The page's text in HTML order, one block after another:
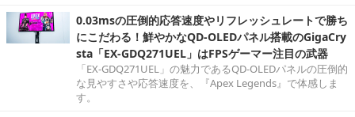
0.03msの圧倒的応答速度やリフレッシュレートで勝ち
にこだわる！鮮やかなQD-OLEDパネル搭載のGigaCry
sta「EX-GDQ271UEL」はFPSゲーマー注目の武器
「EX-GDQ271UEL」の魅力であるQD-OLEDパネルの圧倒的
な見やすさや応答速度を、『Apex Legends』で体感しま
す。